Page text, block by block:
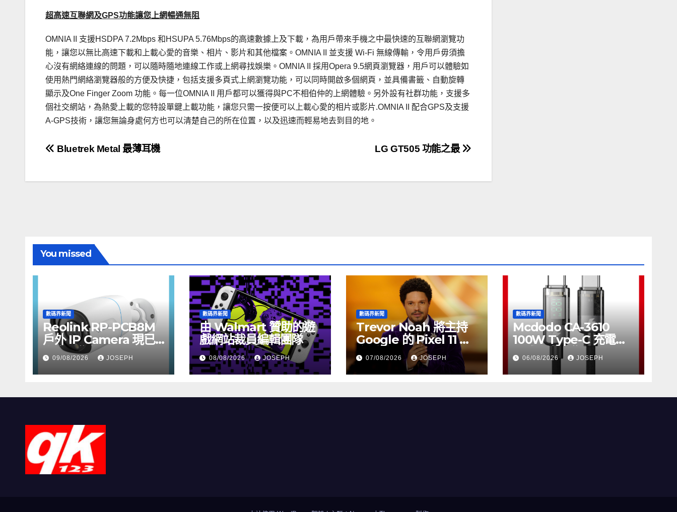
超高速互聯網及GPS功能讓您上網暢通無阻
OMNIA II 支援HSDPA 7.2Mbps 和HSUPA 5.76Mbps的高速數據上及下載，為用戶帶來手機之中最快速的互聯網瀏覽功
能，讓您以無比高速下載和上載心愛的音樂、相片、影片和其他檔案。OMNIA II 並支援 Wi-Fi 無線傳輸，令用戶毋須擔
心沒有網絡連線的問題，可以隨時隨地連線工作或上網尋找娛樂。OMNIA II 採用Opera 9.5網頁瀏覽器，用戶可以體驗如
使用熱門網絡瀏覽器般的方便及快捷，包括支援多頁式上網瀏覽功能，可以同時開啟多個網頁，並具備書籤、自動旋轉
顯示及One Finger Zoom 功能。每一位OMNIA II 用戶都可以獲得與PC不相伯仲的上網體驗。另外設有社群功能，支援多
個社交網站，為熱愛上載的您特設單鍵上載功能，讓您只需一按便可以上載心愛的相片或影片.OMNIA II 配合GPS及支援
A-GPS技術，讓您無論身處何方也可以清楚自己的所在位置，以及迅速而輕易地去到目的地。
文
LG GT505 功能之最
Bluetrek Metal 最薄耳機
You missed
數碼界新聞
Reolink RP-PCB8M
戶外 IP Camera 現已
上市，售價 HK$722
09/08/2026 JOSEPH
數碼界新聞
由 Walmart 贊助的遊
戲網站裁員編輯團隊
08/08/2026 JOSEPH
數碼界新聞
Trevor Noah 將主持
Google 的 Pixel 11 推
介活動
07/08/2026 JOSEPH
數碼界新聞
Mcdodo CA-3610
100W Type-C 充電線
正式上市，售價
HK$115
06/08/2026 JOSEPH